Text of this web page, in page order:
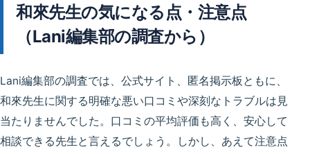
和來先生の気になる点・注意点
（Lani編集部の調査から）
Lani編集部の調査では、公式サイト、匿名掲示板ともに、
和來先生に関する明確な悪い口コミや深刻なトラブルは 見
当たりませんでした。口コミの平均評価も高く、安心して
相談できる先生と言えるでしょう。しかし、あえて注意点